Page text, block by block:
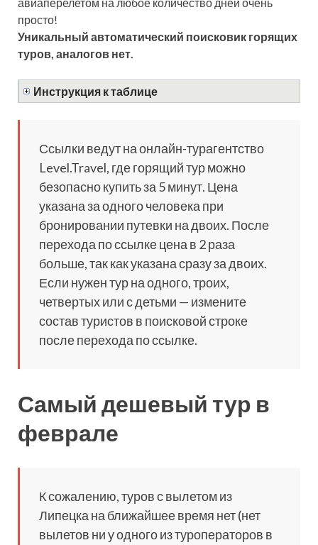
просто!
Уникальный автоматический поисковик горящих
туров, аналогов нет.
Инструкция к таблице
Ссылки ведут на онлайн-турагентство
Level.Travel, где горящий тур можно
безопасно купить за 5 минут. Цена
указана за одного человека при
бронировании путевки на двоих. После
перехода по ссылке цена в 2 раза
больше, так как указана сразу за двоих.
Если нужен тур на одного, троих,
четвертых или с детьми — измените
состав туристов в поисковой строке
после перехода по ссылке.
Самый дешевый тур в
феврале
К сожалению, туров с вылетом из
Липецка на ближайшее время нет (нет
вылетов ни у одного из туроператоров в